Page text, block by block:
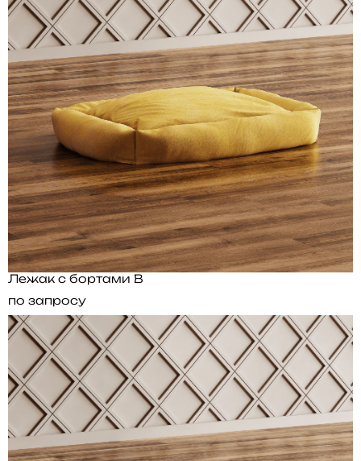
Лежак с бортами B
по запросу